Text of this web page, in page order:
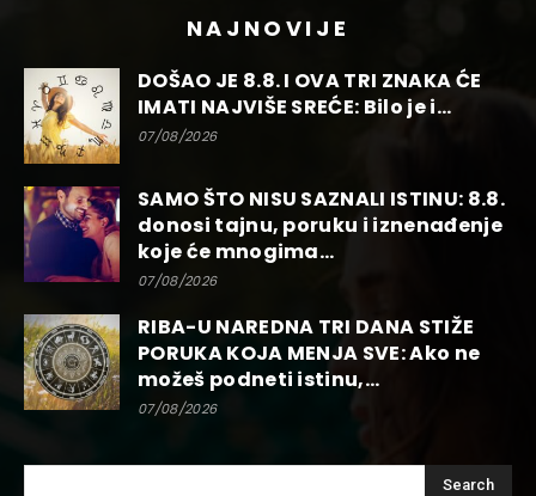
NAJNOVIJE
DOŠAO JE 8.8. I OVA TRI ZNAKA ĆE
IMATI NAJVIŠE SREĆE: Bilo je i...
07/08/2026
SAMO ŠTO NISU SAZNALI ISTINU: 8.8.
donosi tajnu, poruku i iznenađenje
koje će mnogima...
07/08/2026
RIBA-U NAREDNA TRI DANA STIŽE
PORUKA KOJA MENJA SVE: Ako ne
možeš podneti istinu,...
07/08/2026